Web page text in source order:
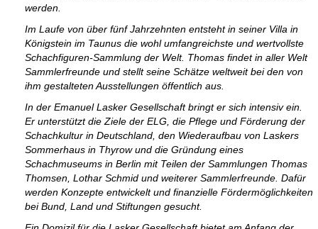
werden.
Im Laufe von über fünf Jahrzehnten entsteht in seiner Villa in
Königstein im Taunus die wohl umfangreichste und wertvollste
Schachfiguren-Sammlung der Welt. Thomas findet in aller Welt
Sammlerfreunde und stellt seine Schätze weltweit bei den von
ihm gestalteten Ausstellungen öffentlich aus.
In der Emanuel Lasker Gesellschaft bringt er sich intensiv ein.
Er unterstützt die Ziele der ELG, die Pflege und Förderung der
Schachkultur in Deutschland, den Wiederaufbau von Laskers
Sommerhaus in Thyrow und die Gründung eines
Schachmuseums in Berlin mit Teilen der Sammlungen Thomas
Thomsen, Lothar Schmid und weiterer Sammlerfreunde. Dafür
werden Konzepte entwickelt und finanzielle Fördermöglichkeiten
bei Bund, Land und Stiftungen gesucht.